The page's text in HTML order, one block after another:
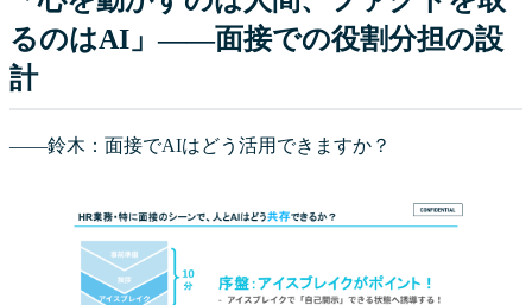
るのはAI」——面接での役割分担の設
計
――鈴木：面接でAIはどう活用できますか？